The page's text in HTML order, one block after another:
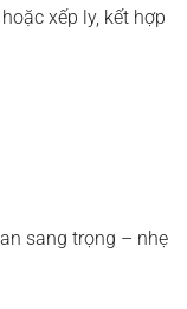
xếp ly, kết hợp
sang trọng – nhẹ